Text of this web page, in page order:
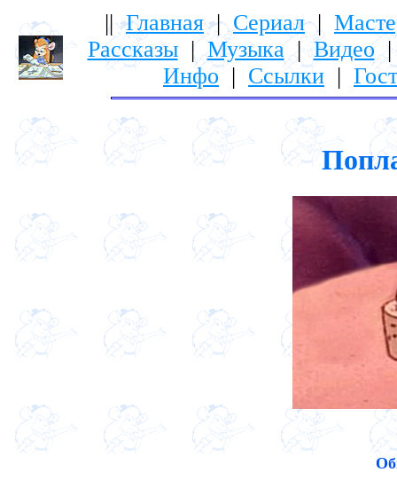
||Главная| Сериал|
Рассказы|Музыка|Видео
Инфо| Ссылки |